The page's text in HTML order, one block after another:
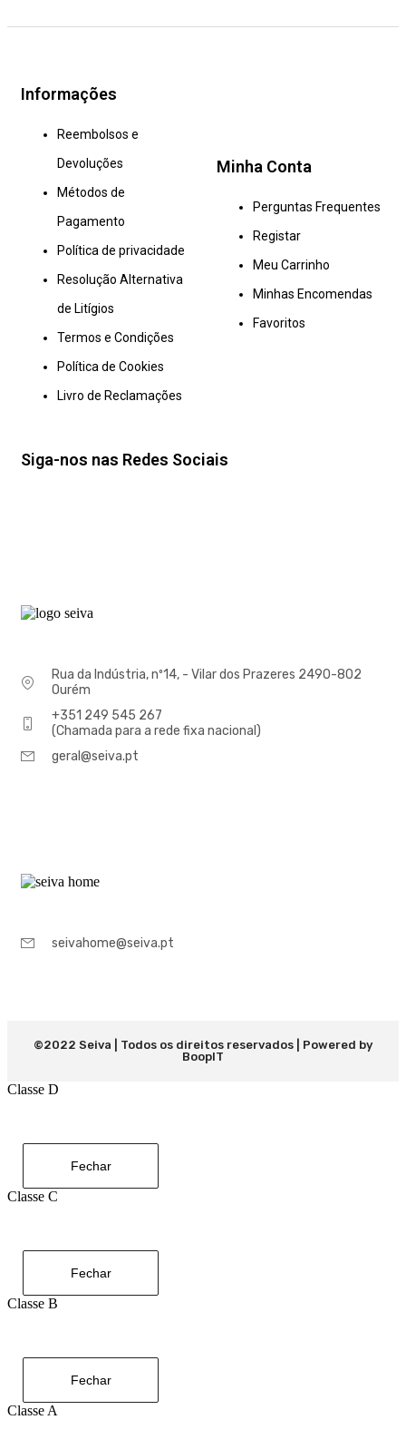
Informações
Reembolsos e
Devoluções
Métodos de
Pagamento
Política de privacidade
Resolução Alternativa
de Litígios
Termos e Condições
Política de Cookies
Livro de Reclamações
Minha Conta
Perguntas Frequentes
Registar
Meu Carrinho
Minhas Encomendas
Favoritos
Siga-nos nas Redes Sociais
Rua da Indústria, nº14, - Vilar dos Prazeres 2490-802
Ourém
+351 249 545 267
(Chamada para a rede fixa nacional)
geral@seiva.pt
seivahome@seiva.pt
©2022 Seiva | Todos os direitos reservados | Powered by
BoopIT
Classe D
Fechar
Classe C
Fechar
Classe B
Fechar
Classe A